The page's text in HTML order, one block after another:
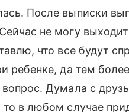
После выписки
не могу
что все будут
ребенке, да тем
Думала с
в любом случае